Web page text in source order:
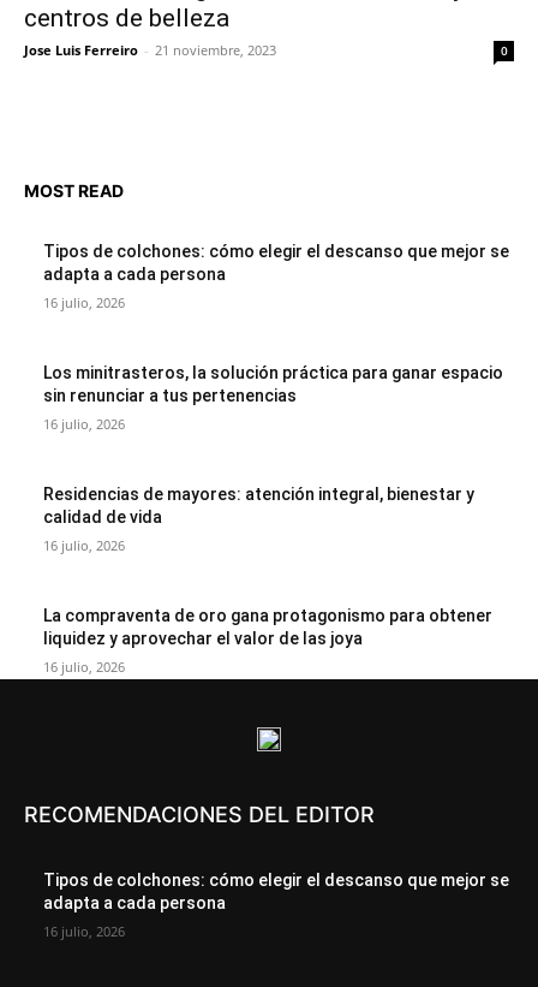
centros de belleza
Jose Luis Ferreiro - 21 noviembre, 2023 0
MOST READ
Tipos de colchones: cómo elegir el descanso que mejor se
adapta a cada persona
16 julio, 2026
Los minitrasteros, la solución práctica para ganar espacio
sin renunciar a tus pertenencias
16 julio, 2026
Residencias de mayores: atención integral, bienestar y
calidad de vida
16 julio, 2026
La compraventa de oro gana protagonismo para obtener
liquidez y aprovechar el valor de las joya
16 julio, 2026
RECOMENDACIONES DEL EDITOR
Tipos de colchones: cómo elegir el descanso que mejor se
adapta a cada persona
16 julio, 2026